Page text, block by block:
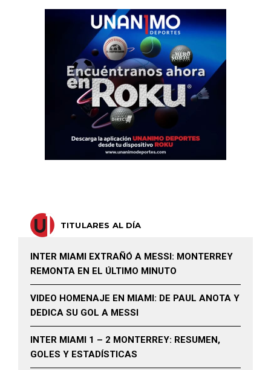
TITULARES AL DÍA
INTER MIAMI EXTRAÑÓ A MESSI: MONTERREY
REMONTA EN EL ÚLTIMO MINUTO
VIDEO HOMENAJE EN MIAMI: DE PAUL ANOTA Y
DEDICA SU GOL A MESSI
INTER MIAMI 1 – 2 MONTERREY: RESUMEN,
GOLES Y ESTADÍSTICAS